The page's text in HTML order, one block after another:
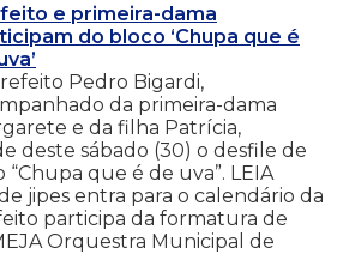
e primeira-dama
do bloco ‘Chupa que é
Pedro Bigardi,
da primeira-dama
e da filha Patrícia,
deste sábado (30) o desfile de
que é de uva”. LEIA
jipes entra para o calendário da
participa da formatura de
Orquestra Municipal de